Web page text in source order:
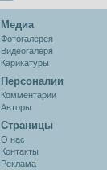
Медиа
Фотогалерея
Видеогалеря
Карикатуры
Персоналии
Комментарии
Авторы
Cтраницы
О нас
Контакты
Реклама